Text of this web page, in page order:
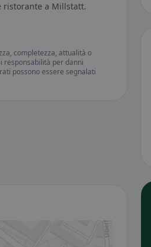
ristorante a Millstatt.
completezza, attualità o
responsabilità per danni
possono essere segnalati